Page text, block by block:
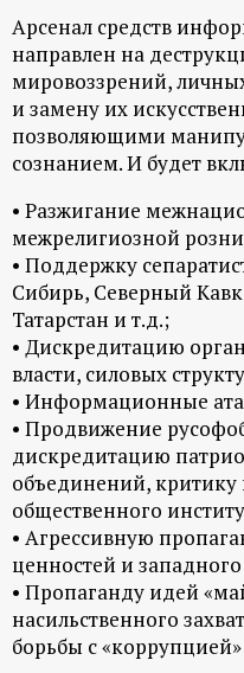
ц
и
о
н
н
ы
й
п
о
р
т
а
Арсенал средств
направлен на
мировоззрений,
и замену их
позволяющими
сознанием. И будет
• Разжигание
межрелигиозной
• Поддержку
Сибирь, Северный
Татарстан и т.д.;
• Дискредитацию
власти, силовых
• Информационные
• Продвижение
дискредитацию
объединений, критику
общественного
• Агрессивную
ценностей и
• Пропаганду идей
насильственного
борьбы с